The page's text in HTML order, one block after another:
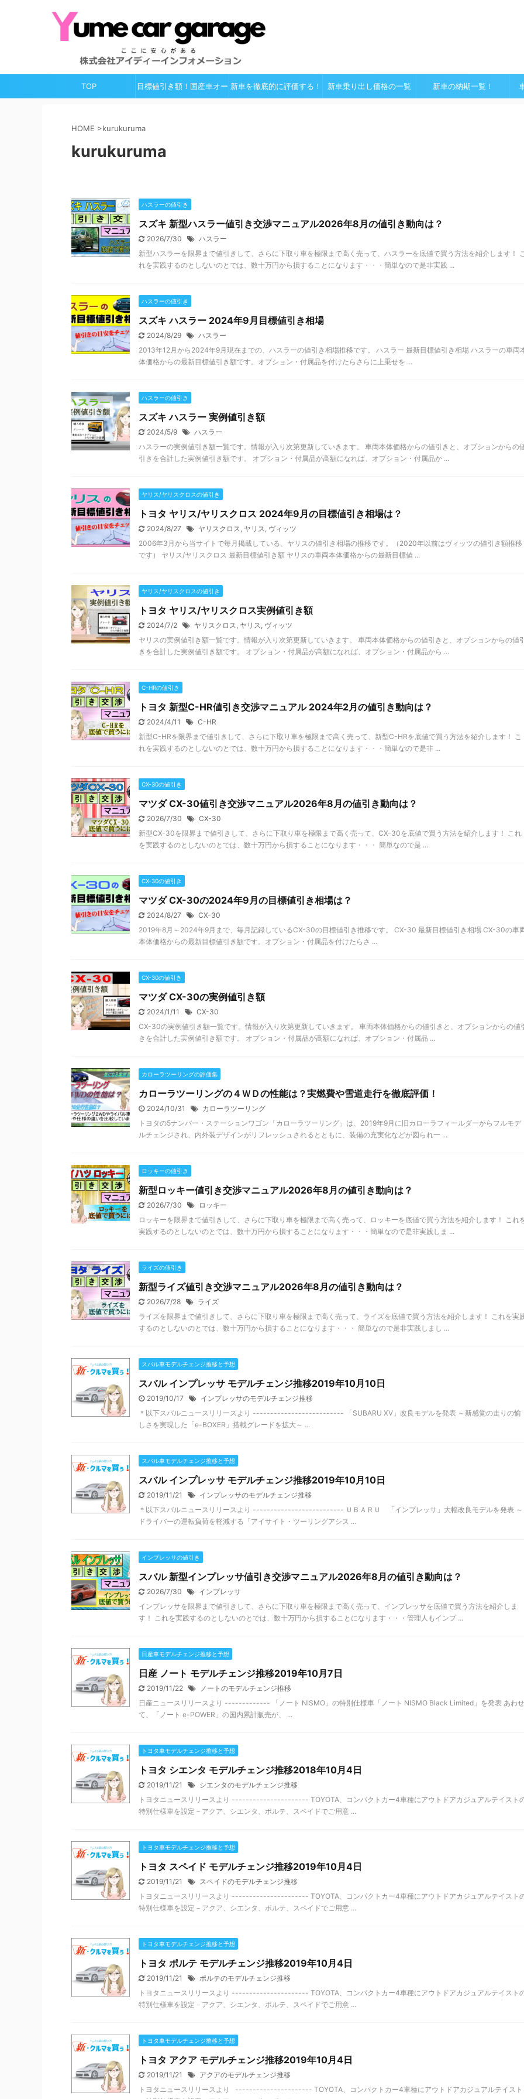
TOP 目標値引き額！国産車オー 新車を徹底的に評価する！ 新車乗り出し価格の一覧 新車の納期一覧！
HOME >kurukuruma
kurukuruma
ハスラーの値引き
スズキ 新型ハスラー値引き交渉マニュアル2026年8月の値引き動向は？
2026/7/30
ハスラー
新型ハスラーを限界まで値引きして、さらに下取り車を極限まで高く売って、ハスラーを底値で買う方法を紹介します！
れを実践するのとしないのとでは、数十万円から損することになります・・・簡単なので是非実践 ...
ハスラーの値引き
スズキ ハスラー 2024年9月目標値引き相場
2024/8/29
ハスラー
2013年12月から2024年9月現在までの、ハスラーの値引き相場推移です。 ハスラー 最新目標値引き相場 ハスラーの車両
体価格からの最新目標値引き額です。オプション・付属品を付けたらさらに上乗せを ...
ハスラーの値引き
スズキ ハスラー 実例値引き額
2024/5/9
ハスラー
ハスラーの実例値引き額一覧です。情報が入り次第更新していきます。 車両本体価格からの値引きと、オプションからの
引きを合計した実例値引き額です。 オプション・付属品が高額になれば、オプション・付属品か ...
ヤリス/ヤリスクロスの値引き
トヨタ ヤリス/ヤリスクロス 2024年9月の目標値引き相場は？
2024/8/27 ヤリスクロス, ヤリス, ヴィッツ
2006年3月から当サイトで毎月掲載している、ヤリスの値引き相場の推移です。（2020年以前はヴィッツの値引き額推移
です） ヤリス/ヤリスクロス 最新目標値引き額 ヤリスの車両本体価格からの最新目標値 ...
ヤリス/ヤリスクロスの値引き
トヨタ ヤリス/ヤリスクロス実例値引き額
2024/7/2 ヤリスクロス, ヤリス, ヴィッツ
ヤリスの実例値引き額一覧です。情報が入り次第更新していきます。 車両本体価格からの値引きと、オプションからの値
きを合計した実例値引き額です。 オプション・付属品が高額になれば、オプション・付属品から ...
C-HRの値引き
トヨタ 新型C-HR値引き交渉マニュアル 2024年2月の値引き動向は？
2024/4/11
C-HR
新型C-HRを限界まで値引きして、さらに下取り車を極限まで高く売って、新型C-HRを底値で買う方法を紹介します！ こ
れを実践するのとしないのとでは、数十万円から損することになります・・・簡単なので是非 ...
CX-30の値引き
マツダ CX-30値引き交渉マニュアル2026年8月の値引き動向は？
2026/7/30
CX-30
新型CX-30を限界まで値引きして、さらに下取り車を極限まで高く売って、CX-30を底値で買う方法を紹介します！ これ
を実践するのとしないのとでは、数十万円から損することになります・・・ 簡単なので是 ...
CX-30の値引き
マツダ CX-30の2024年9月の目標値引き相場は？
2024/8/27
CX-30
2019年8月～2024年9月まで、毎月記録しているCX-30の目標値引き推移です。 CX-30 最新目標値引き相場 CX-30の車
本体価格からの最新目標値引き額です。オプション・付属品を付けたらさ ...
CX-30の値引き
マツダ CX-30の実例値引き額
2024/1/11
CX-30
CX-30の実例値引き額一覧です。情報が入り次第更新していきます。 車両本体価格からの値引きと、オプションからの値
きを合計した実例値引き額です。 オプション・付属品が高額になれば、オプション・付属品 ...
カローラツーリングの評価集
カローラツーリングの４ＷＤの性能は？実燃費や雪道走行を徹底評価！
2024/10/31
カローラツーリング
トヨタの5ナンバー・ステーションワゴン「カローラツーリング」は、2019年9月に旧カローラフィールダーからフルモデ
ルチェンジされ、内外装デザインがリフレッシュされるとともに、装備の充実化などが図られ一 ...
ロッキーの値引き
新型ロッキー値引き交渉マニュアル2026年8月の値引き動向は？
2026/7/30
ロッキー
ロッキーを限界まで値引きして、さらに下取り車を極限まで高く売って、ロッキーを底値で買う方法を紹介します！ これ
実践するのとしないのとでは、数十万円から損することになります・・・簡単なので是非実践しま ...
ライズの値引き
新型ライズ値引き交渉マニュアル2026年8月の値引き動向は？
2026/7/28
ライズ
ライズを限界まで値引きして、さらに下取り車を極限まで高く売って、ライズを底値で買う方法を紹介します！ これを実
するのとしないのとでは、数十万円から損することになります・・・ 簡単なので是非実践しまし ...
スバル車モデルチェンジ推移と予想
スバル インプレッサ モデルチェンジ推移2019年10月10日
2019/10/17
インプレッサのモデルチェンジ推移
＊以下スバルニュースリリースより -------------------------- 「SUBARU XV」改良モデルを発表 ～新感覚の走りの愉
しさを実現した「e-BOXER」搭載グレードを拡大～ ...
スバル車モデルチェンジ推移と予想
スバル インプレッサ モデルチェンジ推移2019年10月10日
2019/11/21
インプレッサのモデルチェンジ推移
＊以下スバルニュースリリースより -------------------------- ＵＢＡＲＵ 「インプレッサ」大幅改良モデルを発表 ～
ドライバーの運転負荷を軽減する「アイサイト・ツーリングアシス ...
インプレッサの値引き
スバル 新型インプレッサ値引き交渉マニュアル2026年8月の値引き動向は？
2026/7/30
インプレッサ
インプレッサを限界まで値引きして、さらに下取り車を極限まで高く売って、インプレッサを底値で買う方法を紹介しま
す！ これを実践するのとしないのとでは、数十万円から損することになります・・・管理人もインプ ...
日産車モデルチェンジ推移と予想
日産 ノート モデルチェンジ推移2019年10月7日
2019/11/22
ノートのモデルチェンジ推移
日産ニュースリリースより ------------- 「ノート NISMO」の特別仕様車「ノート NISMO Black Limited」を発表 あわせ
て、「ノート e-POWER」の国内累計販売が、 ...
トヨタ車モデルチェンジ推移と予想
トヨタ シエンタ モデルチェンジ推移2018年10月4日
2019/11/21
シエンタのモデルチェンジ推移
トヨタニュースリリースより ---------------------- TOYOTA、コンパクトカー4車種にアウトドアカジュアルテイスト
特別仕様車を設定－アクア、シエンタ、ポルテ、スペイドでご用意 ...
トヨタ車モデルチェンジ推移と予想
トヨタ スペイド モデルチェンジ推移2019年10月4日
2019/11/21
スペイドのモデルチェンジ推移
トヨタニュースリリースより ---------------------- TOYOTA、コンパクトカー4車種にアウトドアカジュアルテイスト
特別仕様車を設定－アクア、シエンタ、ポルテ、スペイドでご用意 ...
トヨタ車モデルチェンジ推移と予想
トヨタ ポルテ モデルチェンジ推移2019年10月4日
2019/11/21
ポルテのモデルチェンジ推移
トヨタニュースリリースより ---------------------- TOYOTA、コンパクトカー4車種にアウトドアカジュアルテイスト
特別仕様車を設定－アクア、シエンタ、ポルテ、スペイドでご用意 ...
トヨタ車モデルチェンジ推移と予想
トヨタ アクア モデルチェンジ推移2019年10月4日
2019/11/21
アクアのモデルチェンジ推移
トヨタニュースリリースより ---------------------- TOYOTA、コンパクトカー4車種にアウトドアカジュアルテイスト